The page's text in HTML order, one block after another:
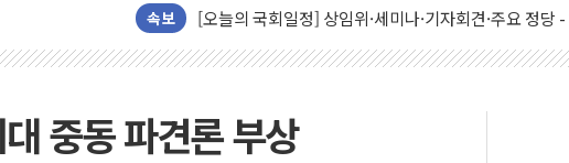
속보
[오늘의 국회일정] 상임위·세미나·기자회견·주요 정당
이란, 美·이스라엘 선박 호르무즈 통항 제한 추진…美
리투아니아 국방 "러, 우크라 드론으로 나토 회원국 공
구광모, 내주 실리콘밸리서 젠슨 황 재회…로봇·AI 데이
중동 파견론 부상